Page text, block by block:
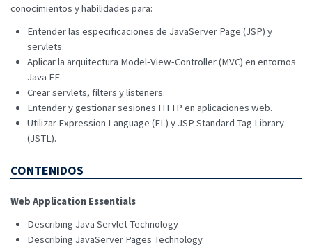
conocimientos y habilidades para:
Entender las especificaciones de JavaServer Page (JSP) y
servlets.
Aplicar la arquitectura Model-View-Controller (MVC) en entornos
Java EE.
Crear servlets, filters y listeners.
Entender y gestionar sesiones HTTP en aplicaciones web.
Utilizar Expression Language (EL) y JSP Standard Tag Library
(JSTL).
CONTENIDOS
Web Application Essentials
Describing Java Servlet Technology
Describing JavaServer Pages Technology